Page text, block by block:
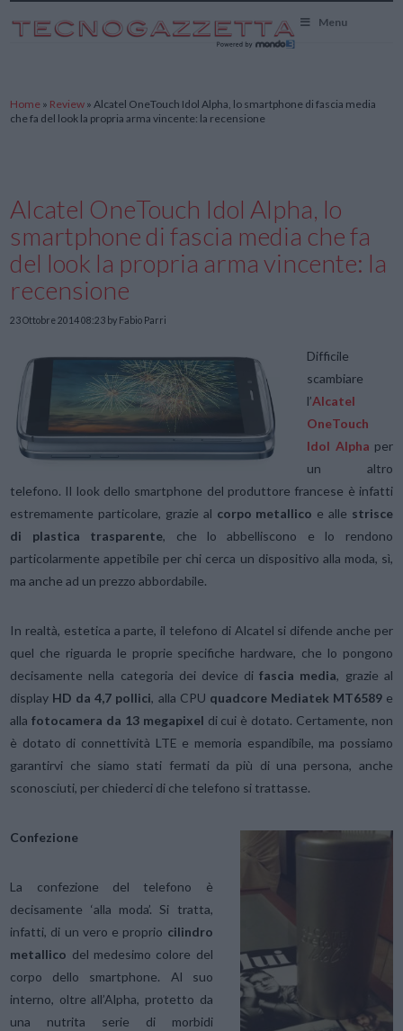
Menu
Home » Review »Alcatel OneTouch Idol Alpha, lo smartphone di fascia media
che fa del look la propria arma vincente: la recensione
Alcatel OneTouch Idol Alpha, lo
smartphone di fascia media che fa
del look la propria arma vincente: la
recensione
23 Ottobre 2014 08:23 by Fabio Parri
Difficile
scambiare
l’Alcatel
OneTouch
Idol Alpha per
un altro
telefono. Il look dello smartphone del produttore francese è infatti
estremamente particolare, grazie al corpo metallico e alle strisce
di plastica trasparente, che lo abbelliscono e lo rendono
particolarmente appetibile per chi cerca un dispositivo alla moda, sì,
ma anche ad un prezzo abbordabile.
In realtà, estetica a parte, il telefono di Alcatel si difende anche per
quel che riguarda le proprie specifiche hardware, che lo pongono
decisamente nella categoria dei device difascia media, grazie al
display HD da 4,7 pollici, alla CPU quadcore Mediatek MT6589 e
allafotocamera da 13 megapixel di cui è dotato. Certamente, non
è dotato di connettività LTE e memoria espandibile, ma possiamo
garantirvi che siamo stati fermati da più di una persona, anche
sconosciuti, per chiederci di che telefono si trattasse.
Confezione
La confezione del telefono è
decisamente ‘alla moda’. Si tratta,
infatti, di un vero e proprio cilindro
metallico del medesimo colore del
corpo dello smartphone. Al suo
interno, oltre all’Alpha, protetto da
una nutrita serie di morbidi